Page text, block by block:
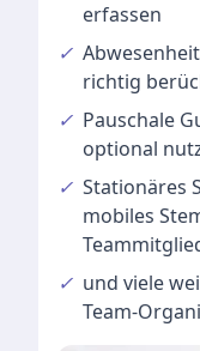
erfassen
✓
richtig
✓ Pauschale
optional
✓ Stationäres
mobiles
✓ und viele
Team-